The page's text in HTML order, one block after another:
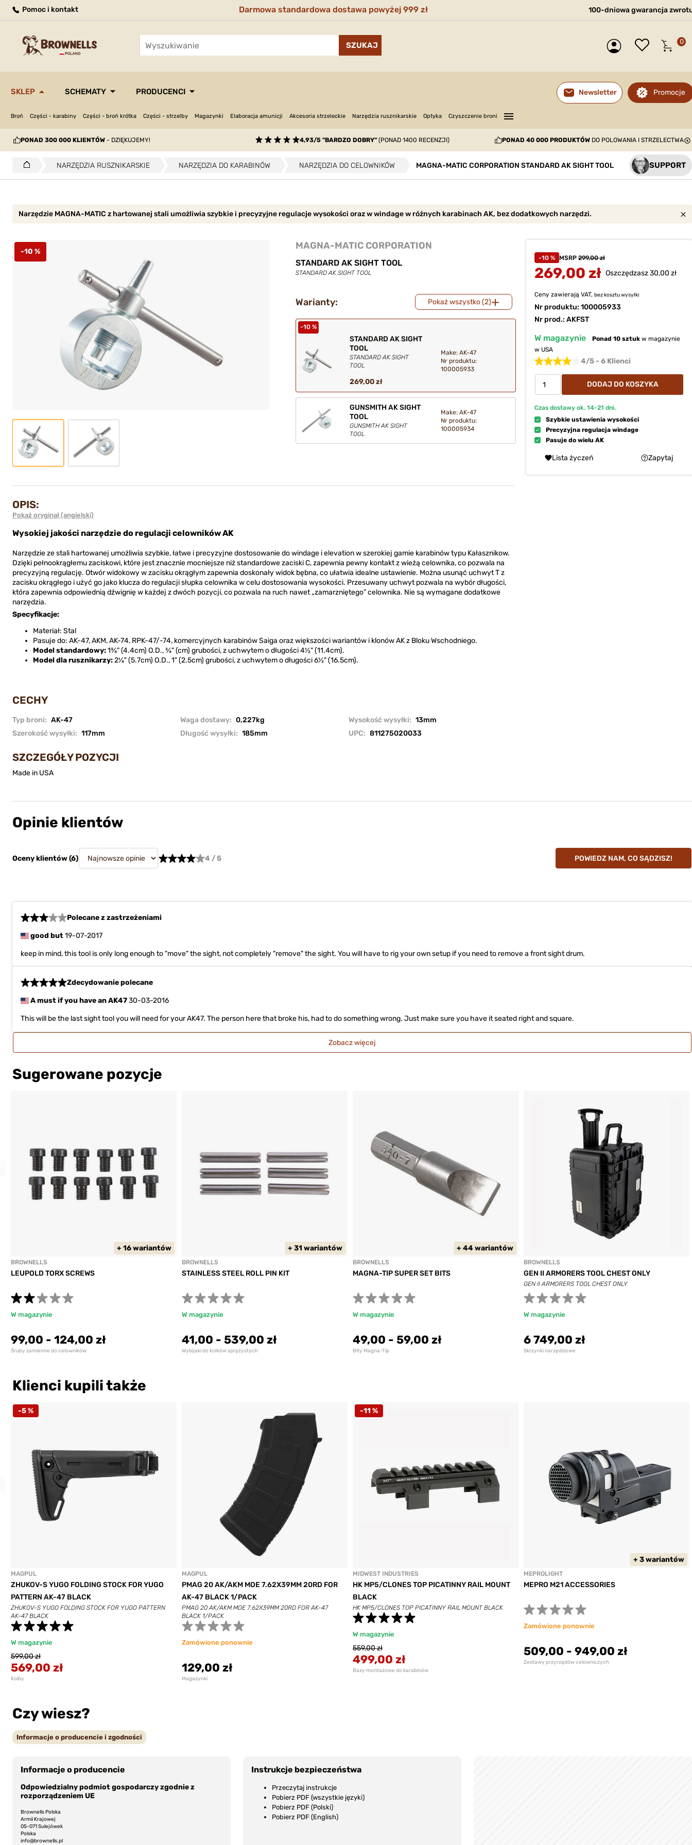
Pomoc i kontakt Darmowa standardowa dostawa powyżej 999 zł 100-dniowa gwarancja
0
SKLEP SCHEMATY PRODUCENCI Newsletter Promocje
Broń Części - karabiny Części - broń krótka Części - strzelby Magazynki Elaboracja amunicji Akcesoria strzeleckie Narzędzia rusznikarskie Optyka Czyszczenie broni —
—
—
PONAD 300 000 KLIENTÓW - DZIĘKUJEMY! 4,93/5 "BARDZO DOBRY"(PONAD 1400 RECENZJI) PONAD 40 000 PRODUKTÓW DO POLOWANIA I STRZELECTWA
NARZĘDZIA RUSZNIKARSKIE NARZĘDZIA DO KARABINÓW NARZĘDZIA DO CELOWNIKÓW MAGNA-MATIC CORPORATION STANDARD AK SIGHT TOOL SUPPORT
Narzędzie MAGNA-MATIC z hartowanej stali umożliwia szybkie i precyzyjne regulacje wysokości oraz w windage w różnych karabinach AK, bez dodatkowych narzędzi.
-10 %
MAGNA-MATIC CORPORATION
STANDARD AK SIGHT TOOL
STANDARD AK SIGHT TOOL
Warianty: Pokaż wszystko (2)
-10 %
STANDARD AK SIGHT
TOOL
STANDARD AK SIGHT
TOOL
269,00 zł
Make: AK-47
Nr produktu:
100005933
GUNSMITH AK SIGHT
TOOL
GUNSMITH AK SIGHT
TOOL
Make: AK-47
Nr produktu:
100005934
-10 % MSRP 299,00 zł
269,00 zł Oszczędzasz 30,00 zł
Ceny zawierają VAT, bez kosztuwysyłki
Nr produktu: 100005933
Nr prod.: AKFST
W magazynie Ponad 10 sztuk w magazynie
w USA
4/5 - 6 Klienci
DODAJ DO KOSZYKA
Czas dostawy ok. 14-21 dni.
Szybkie ustawienia wysokości
Precyzyjna regulacja windage
Pasuje do wielu AK
Lista życzeń Zapytaj
OPIS:
Pokaż oryginał (angielski)
Wysokiej jakości narzędzie do regulacji celowników AK
Narzędzie ze stali hartowanej umożliwia szybkie, łatwe i precyzyjne dostosowanie do windage i elevation w szerokiej gamie karabinów typu Kałasznikow.
Dzięki pełnookrągłemu zaciskowi, które jest znacznie mocniejsze niż standardowe zaciski C, zapewnia pewny kontakt z wieżą celownika, co pozwala na
precyzyjną regulację. Otwór widokowy w zacisku okrągłym zapewnia doskonały widok bębna, co ułatwia idealne ustawienie. Można usunąć uchwyt T z
zacisku okrągłego i użyć go jako klucza do regulacji słupka celownika w celu dostosowania wysokości. Przesuwany uchwyt pozwala na wybór długości,
która zapewnia odpowiednią dźwignię w każdej z dwóch pozycji, co pozwala na ruch nawet „zamarzniętego” celownika. Nie są wymagane dodatkowe
narzędzia.
Specyfikacje:
Materiał: Stal
Pasuje do: AK-47, AKM, AK-74, RPK-47/-74, komercyjnych karabinów Saiga oraz większości wariantów i klonów AK z Bloku Wschodniego.
Model standardowy:1¾" (4.4cm) O.D., ¾" (cm) grubości, z uchwytem o długości 4½" (11.4cm).
Model dla rusznikarzy:2¼" (5.7cm) O.D., 1" (2.5cm) grubości, z uchwytem o długości 6½" (16.5cm).
CECHY
Typ broni: AK-47 Waga dostawy: 0,227kg Wysokość wysyłki: 13mm
Szerokość wysyłki: 117mm Długość wysyłki: 185mm UPC: 811275020033
SZCZEGÓŁY POZYCJI
Made in USA
Opinie klientów
Oceny klientów (6) 4 / 5 POWIEDZ NAM, CO SĄDZISZ!
Polecane z zastrzeżeniami
good but19-07-2017
keep in mind, this tool is only long enough to "move" the sight, not completely "remove" the sight. You will have to rig your own setup if you need to remove a front sight drum.
Zdecydowanie polecane
A must if you have an AK4730-03-2016
This will be the last sight tool you will need for your AK47. The person here that broke his, had to do something wrong. Just make sure you have it seated right and square.
Zobacz więcej
Sugerowane pozycje
Previous
+ 16 wariantów
BROWNELLS
LEUPOLD TORX SCREWS
Śruby zamienne do celowników
W magazynie
99,00 - 124,00 zł
+ 31 wariantów
BROWNELLS
STAINLESS STEEL ROLL PIN KIT
Wybijaki do kołków sprężystych
W magazynie
41,00 - 539,00 zł
+ 44 wariantów
BROWNELLS
MAGNA-TIP SUPER SET BITS
Bity Magna-Tip
W magazynie
49,00 - 59,00 zł
BROWNELLS
GEN II ARMORERS TOOL CHEST ONLY
GEN II ARMORERS TOOL CHEST ONLY
Skrzynki narzędziowe
W magazynie
6 749,00 zł
Klienci kupili także
Previous
-5 %
MAGPUL
ZHUKOV-S YUGO FOLDING STOCK FOR YUGO
PATTERN AK-47 BLACK
ZHUKOV-S YUGO FOLDING STOCK FOR YUGO PATTERN
AK-47 BLACK
Kolby
W magazynie
599,00 zł
569,00 zł
MAGPUL
PMAG 20 AK/AKM MOE 7.62X39MM 20RD FOR
AK-47 BLACK 1/PACK
PMAG 20 AK/AKM MOE 7.62X39MM 20RD FOR AK-47
BLACK 1/PACK
Magazynki
Zamówione ponownie
129,00 zł
-11 %
MIDWEST INDUSTRIES
HK MP5/CLONES TOP PICATINNY RAIL MOUNT
BLACK
HK MP5/CLONES TOP PICATINNY RAIL MOUNT BLACK
Bazy montażowe do karabinów
W magazynie
559,00 zł
499,00 zł
+ 3 wariantów
MEPROLIGHT
MEPRO M21 ACCESSORIES
Zestawy przyrządów celowniczych
Zamówione ponownie
509,00 - 949,00 zł
Czy wiesz?
Informacje o producencie i zgodności
Informacje o producencie
Odpowiedzialny podmiot gospodarczy zgodnie z
rozporządzeniem UE
Brownells Polska
Armii Krajowej
05-071 Sulejówek
Polska
info@brownells.pl
Instrukcje bezpieczeństwa
Przeczytaj instrukcje
Pobierz PDF (wszystkie języki)
Pobierz PDF (Polski)
Pobierz PDF (English)